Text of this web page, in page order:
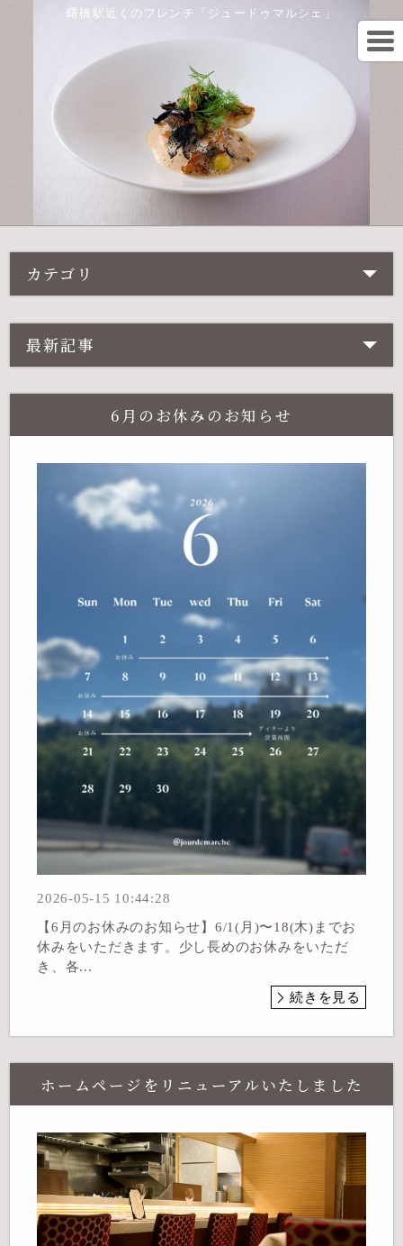
曙橋駅近くのフレンチ「ジュードゥマルシェ」
カテゴリ
最新記事
6月のお休みのお知らせ
2026-05-15 10:44:28
【6月のお休みのお知らせ】6/1(月)〜18(木)までお
休みをいただきます。少し長めのお休みをいただ
き、各...
続きを見る
ホームページをリニューアルいたしました